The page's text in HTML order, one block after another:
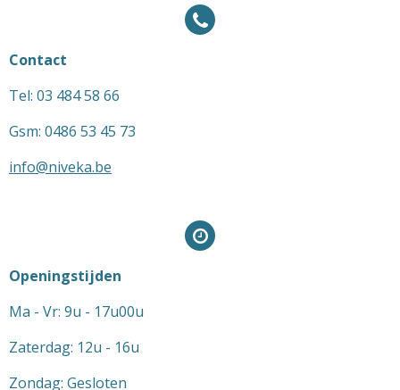
Contact
Tel: 03 484 58 66
Gsm: 0486 53 45 73
info@niveka.be
Openingstijden
Ma - Vr: 9u - 17u00u
Zaterdag: 12u - 16u
Zondag: Gesloten